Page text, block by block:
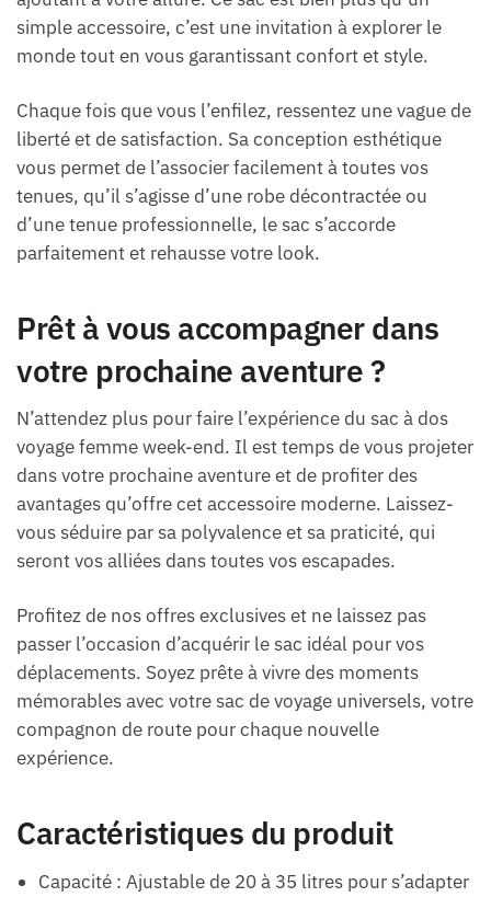
simple accessoire, c’est une invitation à explorer le
monde tout en vous garantissant confort et style.
Chaque fois que vous l’enfilez, ressentez une vague de
liberté et de satisfaction. Sa conception esthétique
vous permet de l’associer facilement à toutes vos
tenues, qu’il s’agisse d’une robe décontractée ou
d’une tenue professionnelle, le sac s’accorde
parfaitement et rehausse votre look.
Prêt à vous accompagner dans
votre prochaine aventure ?
N’attendez plus pour faire l’expérience du sac à dos
voyage femme week-end. Il est temps de vous projeter
dans votre prochaine aventure et de profiter des
avantages qu’offre cet accessoire moderne. Laissez-
vous séduire par sa polyvalence et sa praticité, qui
seront vos alliées dans toutes vos escapades.
Profitez de nos offres exclusives et ne laissez pas
passer l’occasion d’acquérir le sac idéal pour vos
déplacements. Soyez prête à vivre des moments
mémorables avec votre sac de voyage universels, votre
compagnon de route pour chaque nouvelle
expérience.
Caractéristiques du produit
Capacité : Ajustable de 20 à 35 litres pour s’adapter